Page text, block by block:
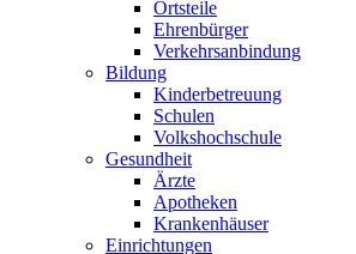
Ortsteile
Ehrenbürger
Verkehrsanbindung
Bildung
Kinderbetreuung
Schulen
Volkshochschule
Gesundheit
Ärzte
Apotheken
Krankenhäuser
Einrichtungen